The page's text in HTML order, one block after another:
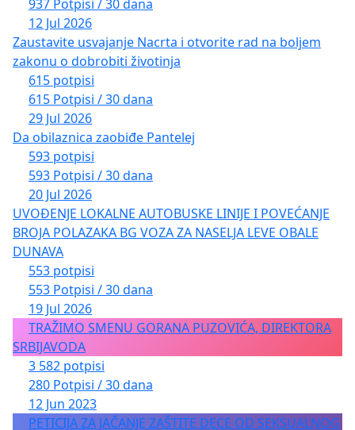
937 Potpisi / 30 dana
12 Jul 2026
Zaustavite usvajanje Nacrta i otvorite rad na boljem
zakonu o dobrobiti životinja
615 potpisi
615 Potpisi / 30 dana
29 Jul 2026
Da obilaznica zaobiđe Pantelej
593 potpisi
593 Potpisi / 30 dana
20 Jul 2026
UVOĐENJE LOKALNE AUTOBUSKE LINIJE I POVEĆANJE
BROJA POLAZAKA BG VOZA ZA NASELJA LEVE OBALE
DUNAVA
553 potpisi
553 Potpisi / 30 dana
19 Jul 2026
TRAŽIMO SMENU GORANA PUZOVIĆA, DIREKTORA
SRBIJAVODA
3 582 potpisi
280 Potpisi / 30 dana
12 Jun 2023
PETICIJA ZA JAČANJE ZAŠTITE DECE OD SEKSUALNOG